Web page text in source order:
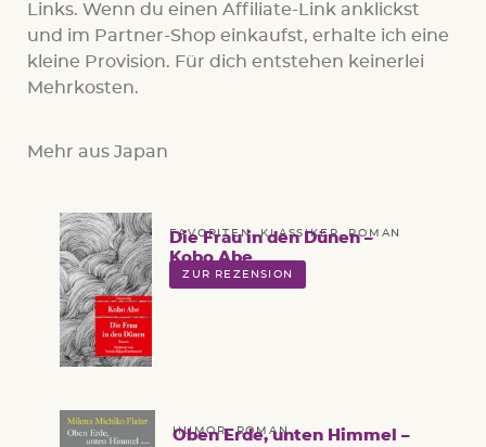
Links. Wenn du einen Affiliate-Link anklickst
und im Partner-Shop einkaufst, erhalte ich eine
kleine Provision. Für dich entstehen keinerlei
Mehrkosten.
Mehr aus Japan
FAVORITEN,KLASSIKER , ROMAN
Die Frau in den Dünen –
Kobo Abe
ZUR REZENSION
HUMOR,ROMAN
Oben Erde, unten Himmel –